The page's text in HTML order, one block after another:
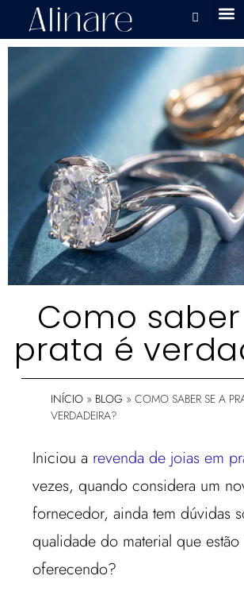
Como
prata é
INÍCIO » BLOG » COMO SABER SE A
VERDADEIRA?
Iniciou a revenda de joias em
vezes, quando considera um
fornecedor, ainda tem dúvidas
qualidade do material que estão
oferecendo?